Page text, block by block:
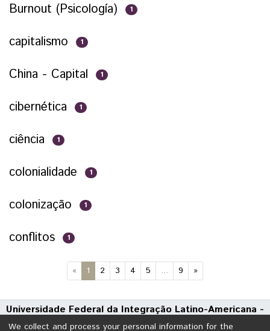
Burnout (Psicología) 1
capitalismo 1
China - Capital 1
cibernética 1
ciência 1
colonialidade 1
colonização 1
conflitos 1
« 1 (current)
2 3 4 5 ... 9 »
Universidade Federal da Integração Latino-Americana -
UNILA
We collect and process your personal information for the